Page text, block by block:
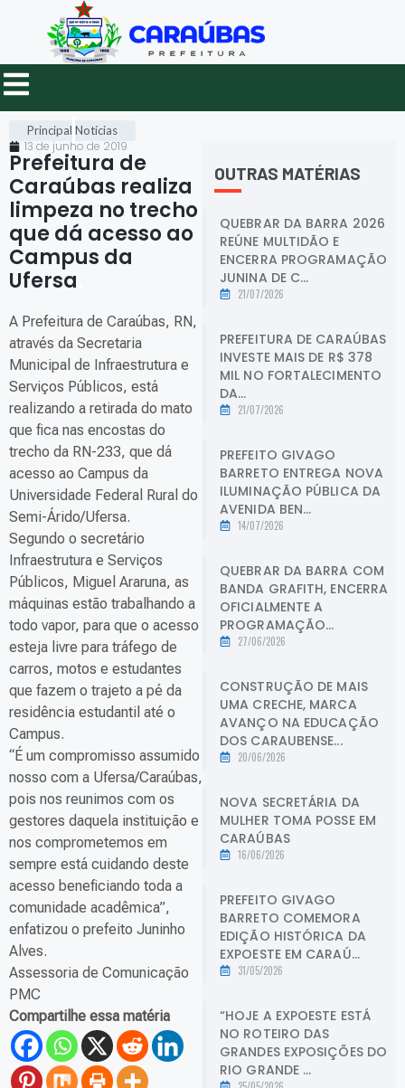
Principal Notícias
13 de junho de 2019
Prefeitura de
Caraúbas realiza
limpeza no trecho
que dá acesso ao
Campus da
Ufersa
A Prefeitura de Caraúbas, RN,
através da Secretaria
Municipal de Infraestrutura e
Serviços Públicos, está
realizando a retirada do mato
que fica nas encostas do
trecho da RN-233, que dá
acesso ao Campus da
Universidade Federal Rural do
Semi-Árido/Ufersa.
Segundo o secretário
Infraestrutura e Serviços
Públicos, Miguel Araruna, as
máquinas estão trabalhando a
todo vapor, para que o acesso
esteja livre para tráfego de
carros, motos e estudantes
que fazem o trajeto a pé da
residência estudantil até o
Campus.
“É um compromisso assumido
nosso com a Ufersa/Caraúbas,
pois nos reunimos com os
gestores daquela instituição e
nos comprometemos em
sempre está cuidando deste
acesso beneficiando toda a
comunidade acadêmica”,
enfatizou o prefeito Juninho
Alves.
Assessoria de Comunicação
PMC
Compartilhe essa matéria
OUTRAS MATÉRIAS
QUEBRAR DA BARRA 2026
REÚNE MULTIDÃO E
ENCERRA PROGRAMAÇÃO
JUNINA DE C...
21/07/2026
PREFEITURA DE CARAÚBAS
INVESTE MAIS DE R$ 378
MIL NO FORTALECIMENTO
DA...
21/07/2026
PREFEITO GIVAGO
BARRETO ENTREGA NOVA
ILUMINAÇÃO PÚBLICA DA
AVENIDA BEN...
14/07/2026
QUEBRAR DA BARRA COM
BANDA GRAFITH, ENCERRA
OFICIALMENTE A
PROGRAMAÇÃO...
27/06/2026
CONSTRUÇÃO DE MAIS
UMA CRECHE, MARCA
AVANÇO NA EDUCAÇÃO
DOS CARAUBENSE...
20/06/2026
NOVA SECRETÁRIA DA
MULHER TOMA POSSE EM
CARAÚBAS
16/06/2026
PREFEITO GIVAGO
BARRETO COMEMORA
EDIÇÃO HISTÓRICA DA
EXPOESTE EM CARAÚ...
31/05/2026
“HOJE A EXPOESTE ESTÁ
NO ROTEIRO DAS
GRANDES EXPOSIÇÕES DO
RIO GRANDE ...